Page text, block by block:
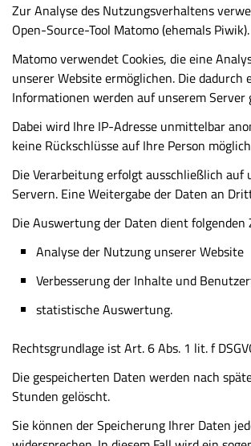
Zur Analyse des Nutzungsverhaltens
Open-Source-Tool Matomo (ehemals Piwik).
Matomo verwendet Cookies, die eine
unserer Website ermöglichen. Die dadurch
Informationen werden auf unserem Server
Dabei wird Ihre IP-Adresse unmittelbar
keine Rückschlüsse auf Ihre Person
Die Verarbeitung erfolgt ausschließlich auf
Servern. Eine Weitergabe der Daten an
Die Auswertung der Daten dient folgenden
Analyse der Nutzung unserer Website
Verbesserung der Inhalte und
statistische Auswertung.
Rechtsgrundlage ist Art. 6 Abs. 1 lit. f
Die gespeicherten Daten werden nach
Stunden gelöscht.
Sie können der Speicherung Ihrer Daten